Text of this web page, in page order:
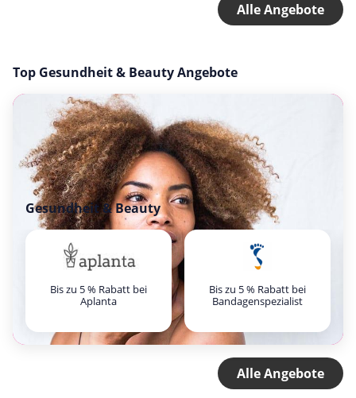
Alle Angebote
Top Gesundheit & Beauty Angebote
Gesundheit & Beauty
Bis zu 5 % Rabatt bei
Aplanta
Bis zu 5 % Rabatt bei
Bandagenspezialist
Alle Angebote